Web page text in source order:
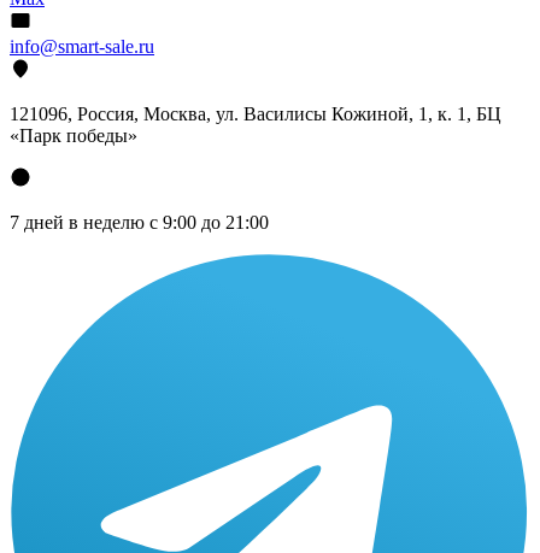
info@smart-sale.ru
121096, Россия, Москва, ул. Василисы Кожиной, 1, к. 1, БЦ
«Парк победы»
7 дней в неделю с 9:00 до 21:00